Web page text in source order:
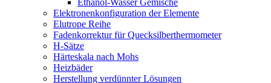
Ethanol-Wasser Gemische
Elektronenkonfiguration der Elemente
Elutrope Reihe
Fadenkorrektur für Quecksilberthermometer
H-Sätze
Härteskala nach Mohs
Heizbäder
Herstellung verdünnter Lösungen